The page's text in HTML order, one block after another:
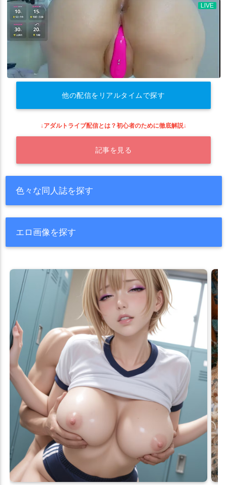
他の配信をリアルタイムで探す
↓アダルトライブ配信とは？初心者のために徹底解説↓
記事を見る
色々な同人誌を探す
エロ画像を探す